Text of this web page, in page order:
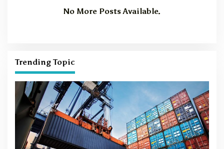
No More Posts Available.
Trending Topic